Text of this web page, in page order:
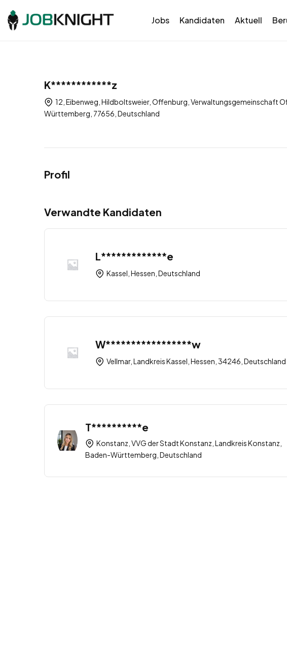
Jobs Kandidaten Aktuell
K************z
12, Eibenweg, Hildboltsweier, Offenburg, Verwaltungsgemeinschaft
Württemberg, 77656, Deutschland
Profil
Verwandte Kandidaten
L*************e
Kassel, Hessen, Deutschland
W*****************w
Vellmar, Landkreis Kassel, Hessen, 34246, Deutschland
T**********e
Konstanz, VVG der Stadt Konstanz, Landkreis Konstanz,
Baden-Württemberg, Deutschland